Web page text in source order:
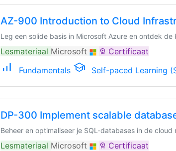
AZ-900 Introduction to Cloud
Leg een solide basis in Microsoft Azure en ontdek
Lesmateriaal Microsoft workspace_premium Certificaat
signal_cellular_alt Fundamentals school Self-paced Learning
DP-300 Implement scalable
Beheer en optimaliseer je SQL-databases in de
Lesmateriaal Microsoft workspace_premium Certificaat